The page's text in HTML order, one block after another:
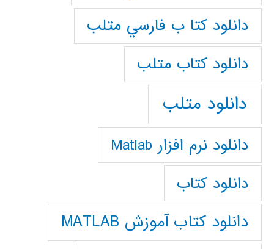
دانلود كتا ب فارسي متلب
دانلود كتاب متلب
دانلود متلب
دانلود نرم افزار Matlab
دانلود کتاب
دانلود کتاب آموزش MATLAB